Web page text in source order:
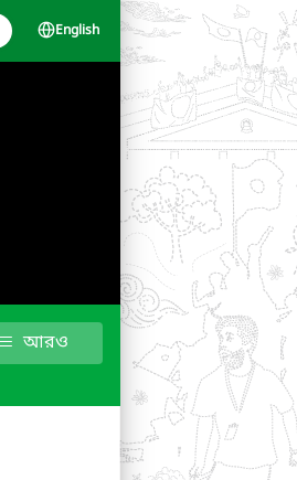
English
আরও